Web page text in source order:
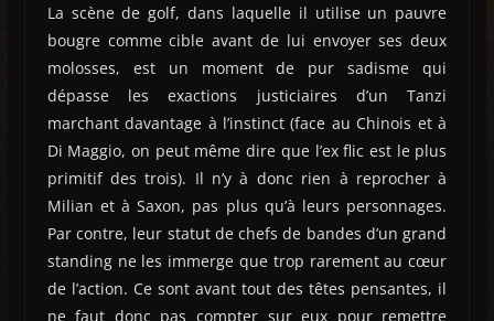
La scène de golf, dans laquelle il utilise un pauvre
bougre comme cible avant de lui envoyer ses deux
molosses, est un moment de pur sadisme qui
dépasse les exactions justiciaires d’un Tanzi
marchant davantage à l’instinct (face au Chinois et à
Di Maggio, on peut même dire que l’ex flic est le plus
primitif des trois). Il n’y à donc rien à reprocher à
Milian et à Saxon, pas plus qu’à leurs personnages.
Par contre, leur statut de chefs de bandes d’un grand
standing ne les immerge que trop rarement au cœur
de l’action. Ce sont avant tout des têtes pensantes, il
ne faut donc pas compter sur eux pour remettre